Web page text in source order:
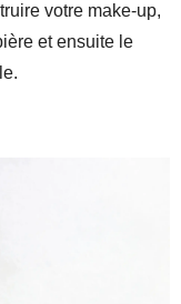
votre make-up,
et ensuite le